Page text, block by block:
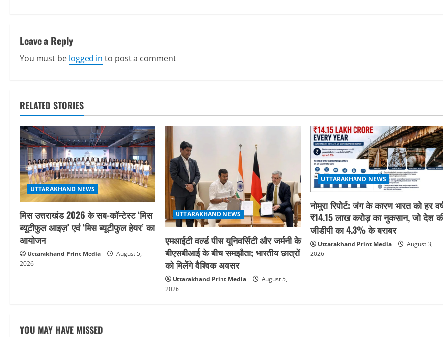
n
i
g
a
t
i
o
n
Leave a Reply
You must be logged in to post a comment.
RELATED STORIES
UTTARAKHAND NEWS
मिस उत्तराखंड 2026 के सब-कॉन्टेस्ट ‘मिस
ब्यूटीफुल आइज़’ एवं ‘मिस ब्यूटीफुल हेयर’ का
आयोजन
Uttarakhand Print Media
August 5,
2026
UTTARAKHAND NEWS
एमआईटी वर्ल्ड पीस यूनिवर्सिटी और जर्मनी के
बीएसबीआई के बीच समझौता; भारतीय छात्रों
को मिलेंगे वैश्विक अवसर
Uttarakhand Print Media
August 5,
2026
UTTARAKHAND NEWS
नोमुरा रिपोर्ट: जंग के कारण भारत को हर
₹14.15 लाख करोड़ का नुकसान, जो देश
जीडीपी का 4.3% के बराबर
Uttarakhand Print Media
August 3,
2026
YOU MAY HAVE MISSED